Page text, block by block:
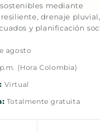
mediante
drenaje pluvial,
y planificación
agosto
(Hora Colombia)
Virtual
Totalmente gratuita